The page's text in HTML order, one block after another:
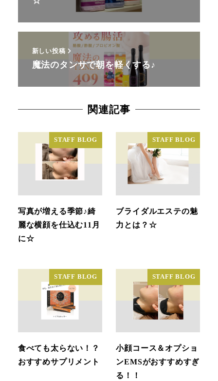
新しい投稿
魔法のタンサで朝を軽くする♪
関連記事
STAFF BLOG
写真が増える季節♪綺
麗な横顔を仕込む11月
に☆
STAFF BLOG
ブライダルエステの魅
力とは？☆
STAFF BLOG
食べても太らない！？
おすすめサプリメント
STAFF BLOG
小顔コース＆オプショ
ンEMSがおすすめすぎ
る！！